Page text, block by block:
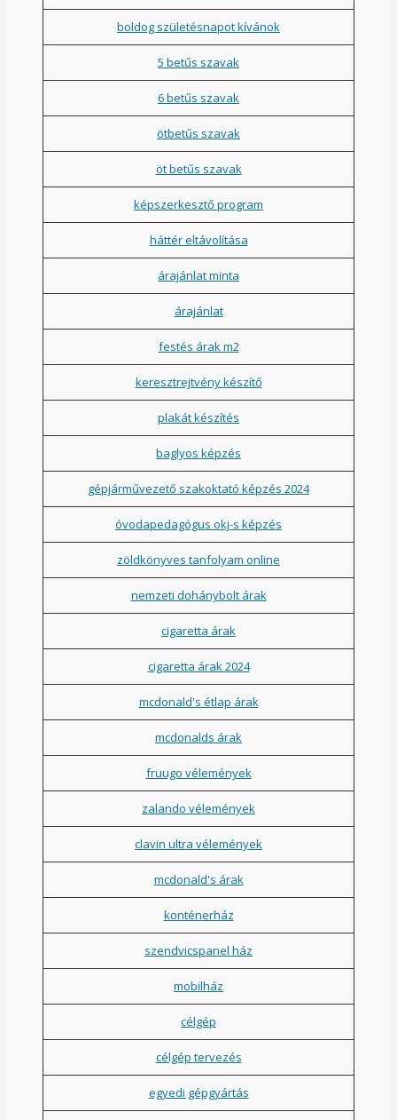
boldog születésnapot kívánok
5 betűs szavak
6 betűs szavak
ötbetűs szavak
öt betűs szavak
képszerkesztő program
háttér eltávolítása
árajánlat minta
árajánlat
festés árak m2
keresztrejtvény készítő
plakát készítés
baglyos képzés
gépjárművezető szakoktató képzés 2024
óvodapedagógus okj-s képzés
zöldkönyves tanfolyam online
nemzeti dohánybolt árak
cigaretta árak
cigaretta árak 2024
mcdonald's étlap árak
mcdonalds árak
fruugo vélemények
zalando vélemények
clavin ultra vélemények
mcdonald's árak
konténerház
szendvicspanel ház
mobilház
célgép
célgép tervezés
egyedi gépgyártás